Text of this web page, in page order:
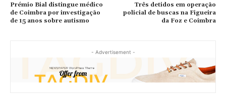
Prémio Bial distingue médico
de Coimbra por investigação
de 15 anos sobre autismo
Três detidos em operação
policial de buscas na Figueira
da Foz e Coimbra
- Advertisement -